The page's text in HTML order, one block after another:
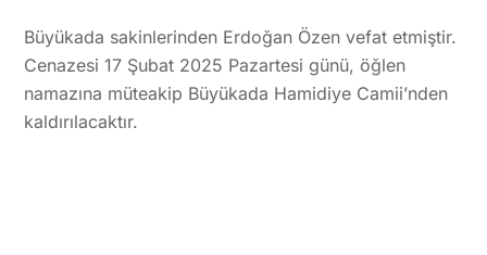
Büyükada sakinlerinden Erdoğan Özen vefat etmiştir.
Cenazesi 17 Şubat 2025 Pazartesi günü, öğlen
namazına müteakip Büyükada Hamidiye Camii’nden
kaldırılacaktır.